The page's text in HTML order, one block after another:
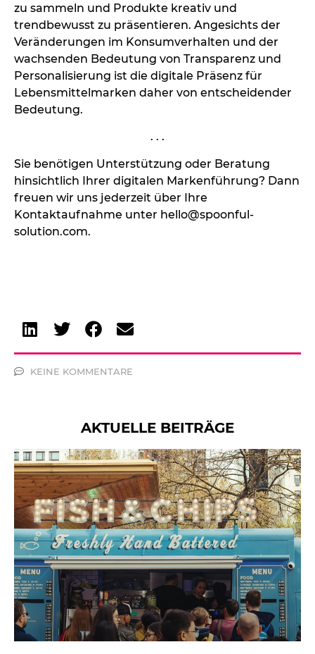
zu sammeln und Produkte kreativ und
trendbewusst zu präsentieren. Angesichts der
Veränderungen im Konsumverhalten und der
wachsenden Bedeutung von Transparenz und
Personalisierung ist die digitale Präsenz für
Lebensmittelmarken daher von entscheidender
Bedeutung.
. . .
Sie benötigen Unterstützung oder Beratung
hinsichtlich Ihrer digitalen Markenführung? Dann
freuen wir uns jederzeit über Ihre
Kontaktaufnahme unter hello@spoonful-
solution.com.
KEINE KOMMENTARE
AKTUELLE BEITRÄGE